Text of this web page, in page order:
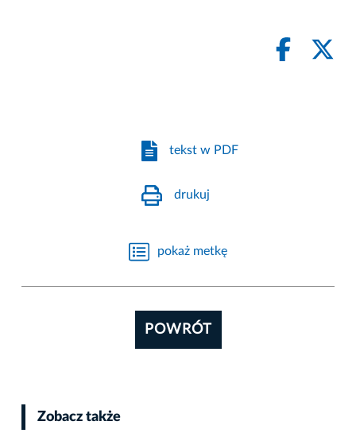
tekst w PDF
drukuj
pokaż metkę
POWRÓT
Zobacz także